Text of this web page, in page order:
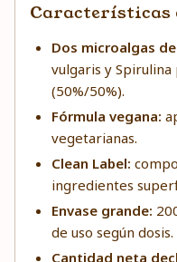
Características
Dos microalgas
vulgaris y
(50%/50%).
Fórmula vegana:
vegetarianas.
Clean Label:
ingredientes
Envase grande:
de uso según dosis.
Cantidad neta